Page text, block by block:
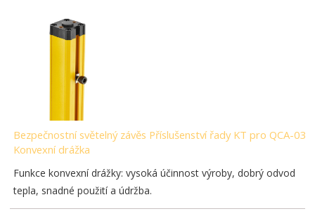
Bezpečnostní světelný závěs Příslušenství řady KT pro QCA-03-
Konvexní drážka
Funkce konvexní drážky: vysoká účinnost výroby, dobrý odvod
tepla, snadné použití a údržba.